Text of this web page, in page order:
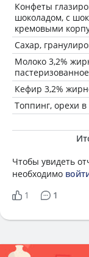
Конфеты
шоколадом, с
кремовыми
Сахар,
Молоко 3,2%
пастеризованное
Кефир 3,2%
Топпинг, орехи
Чтобы увидеть
необходимо
1
1